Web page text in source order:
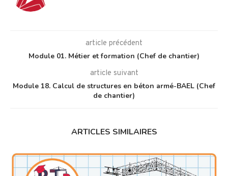
article précédent
Module 01. Métier et formation (Chef de chantier)
article suivant
Module 18. Calcul de structures en béton armé-BAEL (Chef
de chantier)
ARTICLES SIMILAIRES